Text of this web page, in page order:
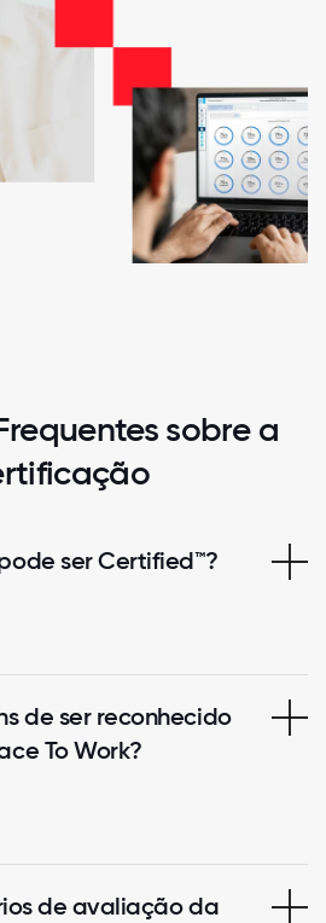
sobre a
ser Certified™?
de ser reconhecido
To Work?
de avaliação da